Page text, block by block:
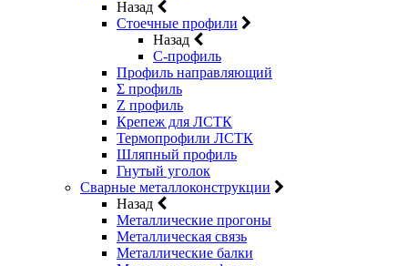
Назад
Стоечные профили
Назад
C-профиль
Профиль направляющий
Σ профиль
Z профиль
Крепеж для ЛСТК
Термопрофили ЛСТК
Шляпный профиль
Гнутый уголок
Сварные металлоконструкции
Назад
Металлические прогоны
Металлическая связь
Металлические балки